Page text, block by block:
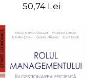
50,74 Lei